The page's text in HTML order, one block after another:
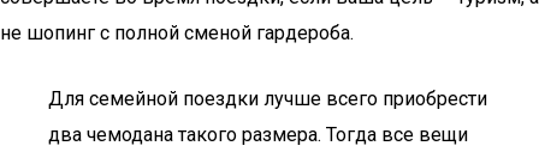
не шопинг с полной сменой гардероба.
Для семейной поездки лучше всего приобрести
два чемодана такого размера. Тогда все вещи